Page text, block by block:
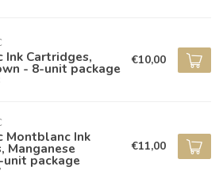
Ink Cartridges,
- 8-unit package €10,00
Montblanc Ink
Manganese
unit package
€11,00